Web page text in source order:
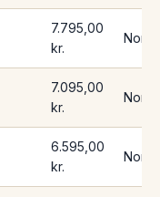
7.795,00
kr.
7.095,00
kr.
6.595,00
kr.